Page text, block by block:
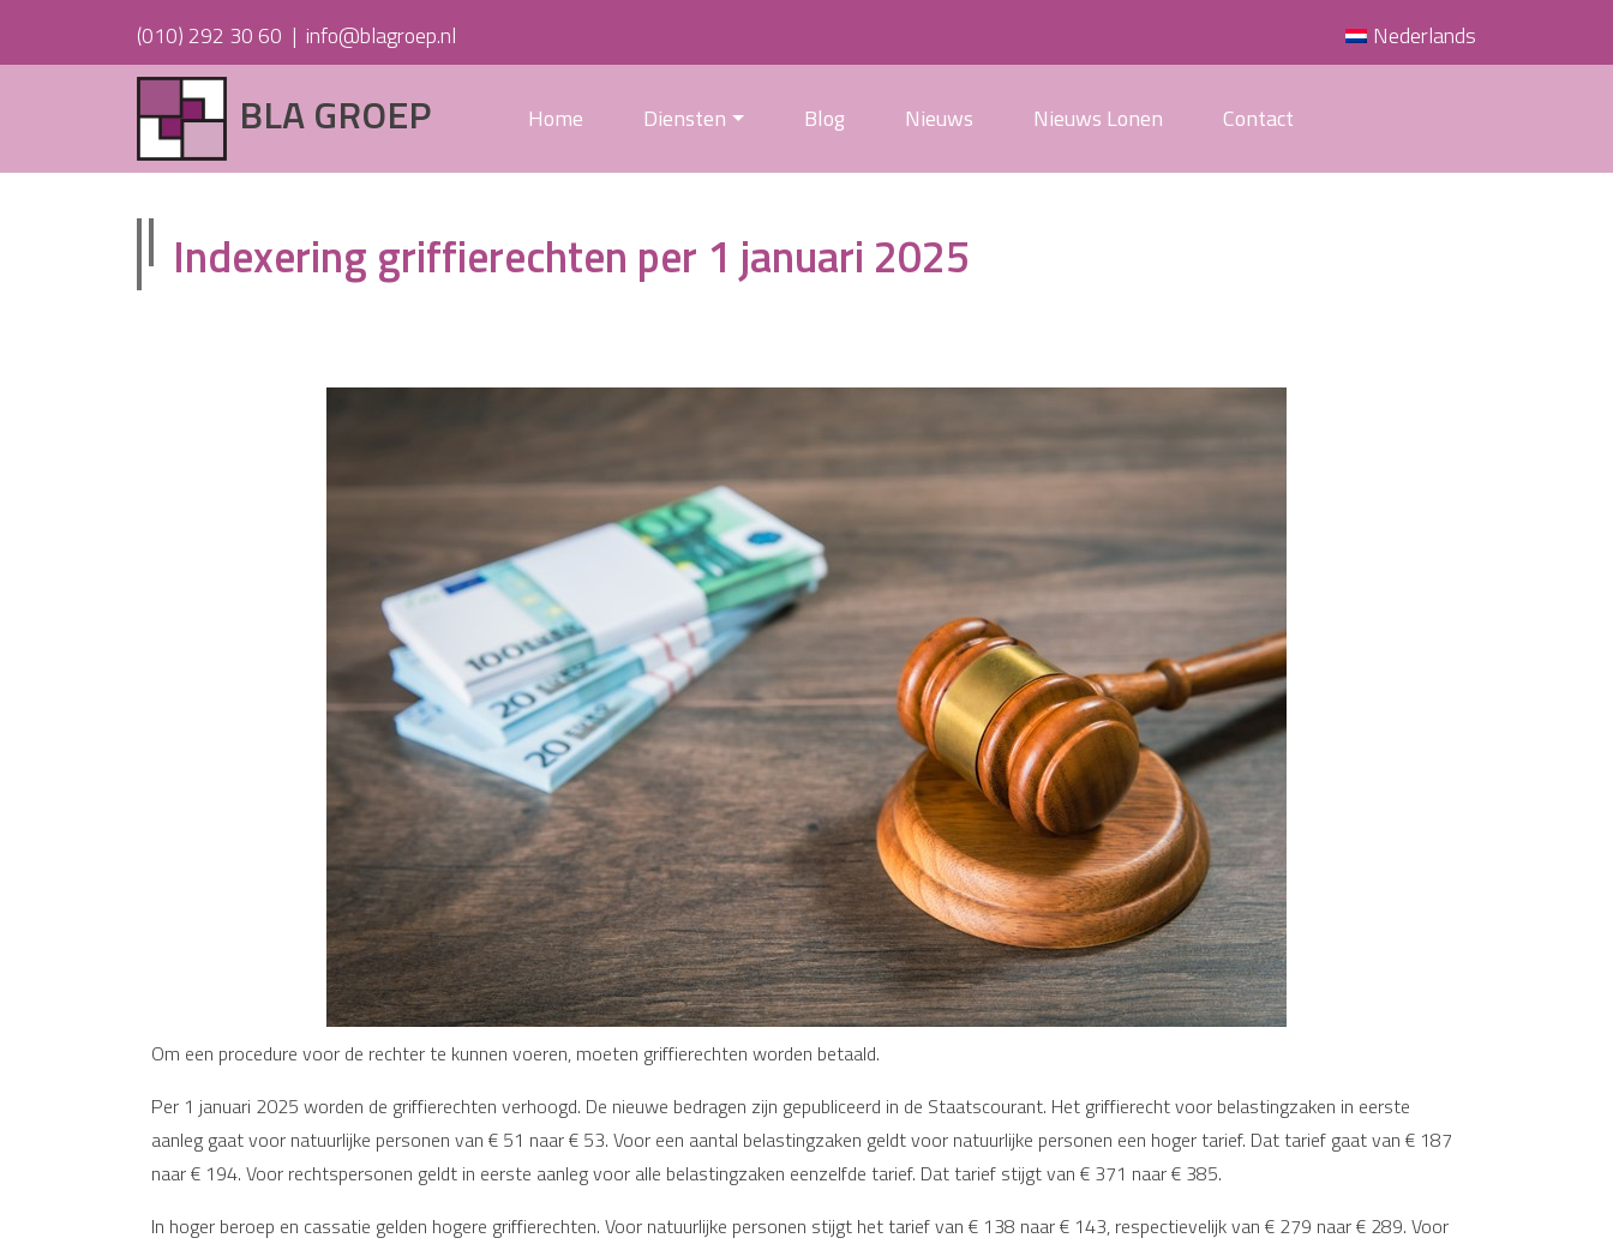
(010) 292 30 60 | info@blagroep.nl Nederlands
BLA GROEP Home Diensten Blog Nieuws Nieuws Lonen Contact
Indexering griffierechten per 1 januari 2025
Om een procedure voor de rechter te kunnen voeren, moeten griffierechten worden betaald.
Per 1 januari 2025 worden de griffierechten verhoogd. De nieuwe bedragen zijn gepubliceerd in de Staatscourant. Het griffierecht voor belastingzaken in eerste
aanleg gaat voor natuurlijke personen van € 51 naar € 53. Voor een aantal belastingzaken geldt voor natuurlijke personen een hoger tarief. Dat tarief gaat van € 187
naar € 194. Voor rechtspersonen geldt in eerste aanleg voor alle belastingzaken eenzelfde tarief. Dat tarief stijgt van € 371 naar € 385.
In hoger beroep en cassatie gelden hogere griffierechten. Voor natuurlijke personen stijgt het tarief van € 138 naar € 143, respectievelijk van € 279 naar € 289. Voor